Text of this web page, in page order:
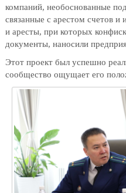
компаний, необоснованные
связанные с арестом счетов
и аресты, при которых
документы, наносили
Этот проект был успешно
сообщество ощущает его